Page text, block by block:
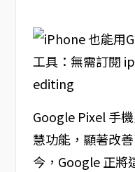
Google Pixel 手
慧功能，顯著改
今，Google 正將